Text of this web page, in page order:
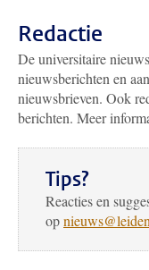
Redactie
De universitaire
nieuwsberichten en
nieuwsbrieven. Ook
berichten. Meer
Tips?
Reacties en
op